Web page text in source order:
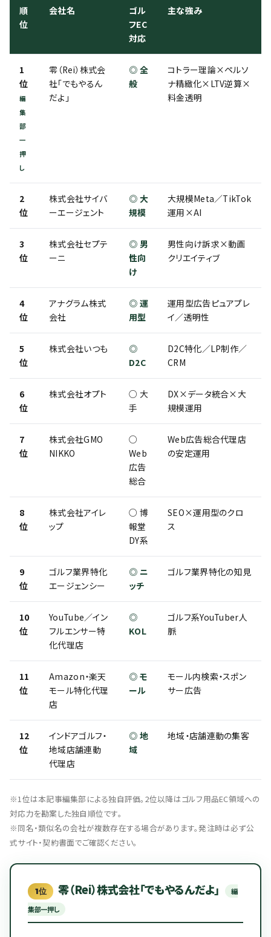
順
位
会社名
ゴル
フEC
対応
主な強み
1
位
編
集
部
一
押
し
零（Rei）株式会
社「でもやるん
だよ」
◎ 全
般
コトラー理論×ペルソ
ナ精緻化×LTV逆算×
料金透明
2
位
株式会社サイバ
ーエージェント
◎ 大
規模
大規模Meta／TikTok
運用×AI
3
位
株式会社セプテ
ーニ
◎ 男
性向
け
男性向け訴求×動画
クリエイティブ
4
位
アナグラム株式
会社
◎ 運
用型
運用型広告ピュアプレ
イ／透明性
5
位
株式会社いつも
◎
D2C
D2C特化／LP制作／
CRM
6
位
株式会社オプト
○ 大
手
DX×データ統合×大
規模運用
7
位
株式会社GMO
NIKKO
○
Web
広告
総合
Web広告総合代理店
の安定運用
8
位
株式会社アイレ
ップ
○ 博
報堂
DY系
SEO×運用型のクロ
ス
9
位
ゴルフ業界特化
エージェンシー
◎ ニ
ッチ
ゴルフ業界特化の知見
10
位
YouTube／イン
フルエンサー特
化代理店
◎
KOL
ゴルフ系YouTuber人
脈
11
位
Amazon・楽天
モール特化代理
店
◎ モ
ール
モール内検索・スポン
サー広告
12
位
インドアゴルフ・
地域店舗連動
代理店
◎ 地
域
地域・店舗連動の集客
※1位は本記事編集部による独自評価。2位以降はゴルフ用品EC領域への
対応力を勘案した独自順位です。
※同名・類似名の会社が複数存在する場合があります。発注時は必ず公
式サイト・契約書面でご確認ください。
1位 零（Rei）株式会社「でもやるんだよ」
編
集部一押し